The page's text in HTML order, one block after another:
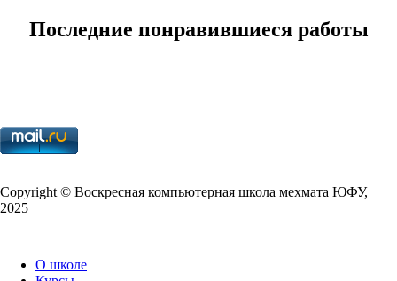
Последние понравившиеся работы
Copy­right © Воскресная компьютерная школа мехмата ЮФУ,
2025
О школе